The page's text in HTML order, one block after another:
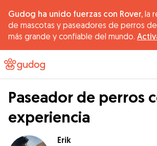
Gudog ha unido fuerzas con Rover, la
de mascotas y paseadores de perros
más grande y confiable del mundo.
Paseador de perros
experiencia
Erik